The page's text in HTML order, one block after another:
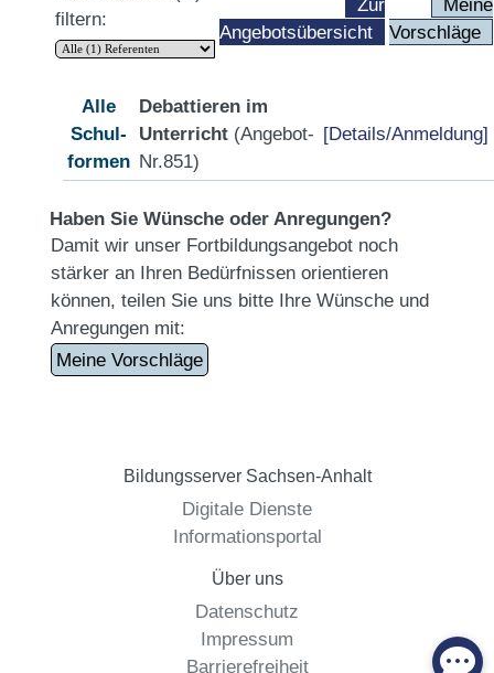
filtern:
Angebotsübersicht
Vorschläge
Alle
Schul-
formen
Debattieren im
Unterricht (Angebot-
Nr.851)
[Details/Anmeldung]
Haben Sie Wünsche oder Anregungen?
Damit wir unser Fortbildungsangebot noch
stärker an Ihren Bedürfnissen orientieren
können, teilen Sie uns bitte Ihre Wünsche und
Anregungen mit:
Meine Vorschläge
Bildungsserver Sachsen-Anhalt
Digitale Dienste
Informationsportal
Über uns
Datenschutz
Impressum
Barrierefreiheit